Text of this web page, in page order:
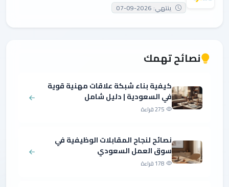
ينتهي: 2026-09-07
نصائح تهمك
كيفية بناء شبكة علاقات مهنية قوية
في السعودية | دليل شامل
275 قراءة
نصائح لنجاح المقابلات الوظيفية في
سوق العمل السعودي
178 قراءة